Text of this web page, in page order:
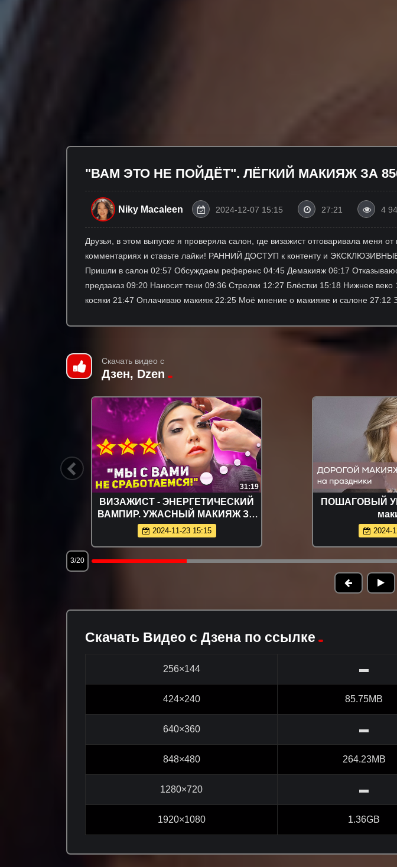
"ВАМ ЭТО НЕ ПОЙДЁТ". ЛЁГКИЙ МАКИЯЖ ЗА
Niky Macaleen 2024-12-07 15:15 27:21 4
Друзья, в этом выпуске я проверяла салон, где визажист отговаривала меня
комментариях и ставьте лайки! РАННИЙ ДОСТУП к контенту и
Пришли в салон 02:57 Обсуждаем референс 04:45 Демакияж 06:17
предзаказ 09:20 Наносит тени 09:36 Стрелки 12:27 Блёстки 15:18 Нижнее
косяки 21:47 Оплачиваю макияж 22:25 Моё мнение о макияже и салоне 27:12
Скачать видео с
Дзен, Dzen
31:19
ВИЗАЖИСТ - ЭНЕРГЕТИЧЕСКИЙ
ВАМПИР. УЖАСНЫЙ МАКИЯЖ ЗА
6500 РУБЛЕЙ В САЛОНЕ КРАСОТЫ
2024-11-23 15:15
ПОШАГОВЫЙ
2024-
3/20
Скачать Видео с Дзена по ссылке
256×144 ▬
424×240 85.75MB
640×360 ▬
848×480 264.23MB
1280×720 ▬
1920×1080 1.36GB